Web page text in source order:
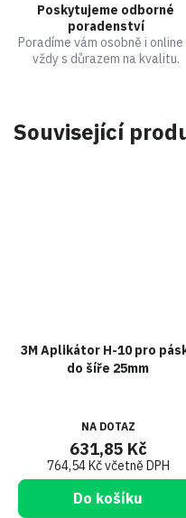
Poskytujeme odborné
poradenství
Poradíme vám osobně i online
vždy s důrazem na kvalitu.
Související
3M Aplikátor H-10 pro
do šíře 25mm
NA DOTAZ
764,54 Kč včetně DPH
631,85 Kč
Do košíku